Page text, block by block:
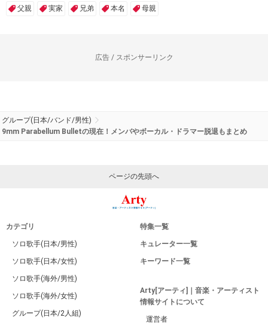
父親 実家 兄弟 本名 母親
広告 / スポンサーリンク
グループ(日本/バンド/男性)
9mm Parabellum Bulletの現在！メンバやボーカル・ドラマー脱退もまとめ
ページの先頭へ
カテゴリ
ソロ歌手(日本/男性)
ソロ歌手(日本/女性)
ソロ歌手(海外/男性)
ソロ歌手(海外/女性)
グループ(日本/2人組)
特集一覧
キュレーター一覧
キーワード一覧
Arty[アーティ]｜音楽・アーティスト
情報サイトについて
運営者